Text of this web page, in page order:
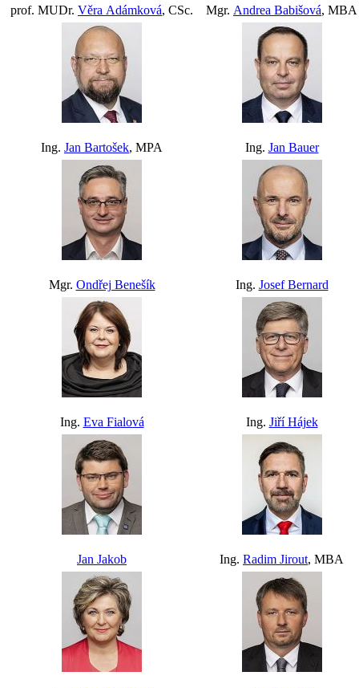
prof. MUDr. Věra Adámková, CSc. Mgr. Andrea Babišová, MBA
Ing. Jan Bartošek, MPA Ing. Jan Bauer
Mgr. Ondřej Benešík Ing. Josef Bernard
Ing. Eva Fialová Ing. Jiří Hájek
Jan Jakob Ing. Radim Jirout, MBA